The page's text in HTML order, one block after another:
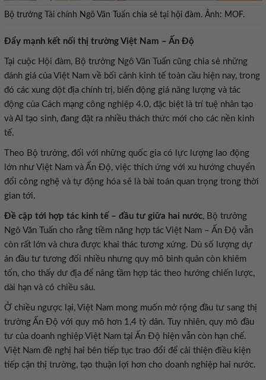
Bộ trưởng Tài chính Ngô Văn Tuấn chia sẻ tại hội đàm. Ảnh: MOF.
Đẩy mạnh kết nối thị trường Việt Nam – Ấn Độ
Tại cuộc Hội đàm, Bộ trưởng Ngô Văn Tuấn cũng chia sẻ những
đánh giá của Việt Nam về bối cảnh kinh tế toàn cầu hiện nay, trong
đó các xung đột địa chính trị, biến động giá năng lượng và tác
động của Cách mạng công nghiệp 4.0, đặc biệt là trí tuệ nhân tạo
và AI tạo sinh, đang đặt ra nhiều thách thức mới cho các nền kinh
tế.
Theo Bộ trưởng, đối với những quốc gia có lực lượng lao động
lớn như Việt Nam và Ấn Độ, việc thích ứng với xu hướng chuyển
đổi công nghệ và tự động hóa sẽ là bài toán quan trọng trong thời
gian tới.
Đề cập tới hợp tác kinh tế – đầu tư giữa hai nước, Bộ trưởng
Ngô Văn Tuấn cho rằng tiềm năng hợp tác Việt Nam – Ấn Độ vẫn
còn rất lớn và chưa được khai thác tương xứng. Dù số lượng dự
án đầu tư tương đối nhiều nhưng quy mô bình quân còn khiêm
tốn, cho thấy dư địa để nâng tầm hợp tác theo hướng chiến lược,
dài hạn và có chiều sâu.
Ở chiều ngược lại, Việt Nam mong muốn mở rộng đầu tư sang thị
trường Ấn Độ với quy mô hơn 1,4 tỷ dân. Tuy nhiên, quy mô đầu
tư của doanh nghiệp Việt Nam tại Ấn Độ hiện vẫn còn hạn chế.
Việt Nam đề nghị hai bên tiếp tục trao đổi để cải thiện điều kiện
tiếp cận thị trường, tạo thuận lợi hơn cho doanh nghiệp hai nước.